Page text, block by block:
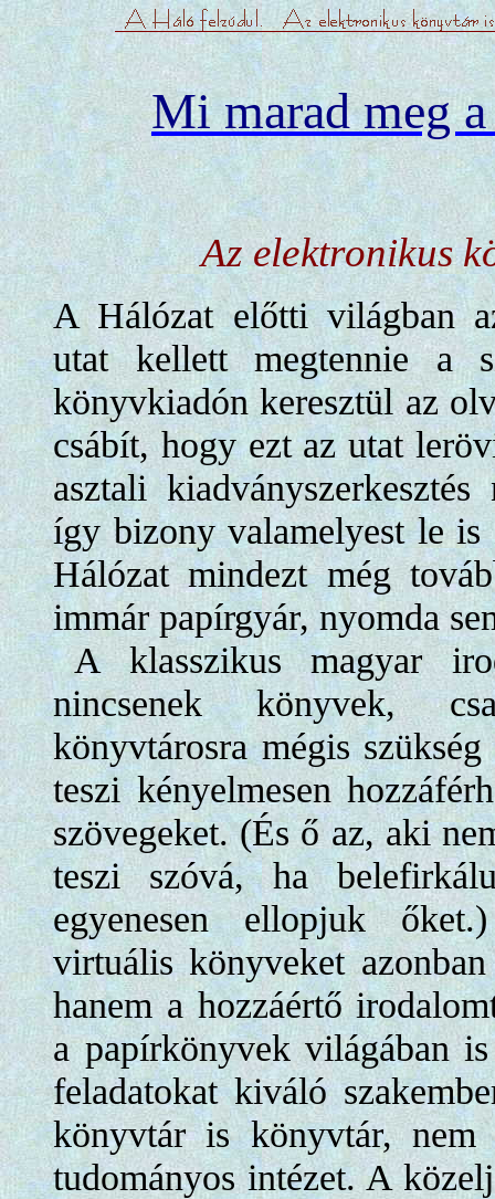
Mi marad meg
Az elektronikus
A Hálózat előtti világban
utat kellett megtennie a
könyvkiadón keresztül az
csábít, hogy ezt az utat
asztali
így bizony valamelyest le
Hálózat mindezt még
immár papírgyár, nyomda
A klasszikus magyar
nincsenek könyvek,
könyvtárosra mégis
teszi kényelmesen
szövegeket. (És ő az, aki
teszi szóvá, ha
egyenesen ellopjuk
virtuális könyveket
hanem a hozzáértő
a papírkönyvek világában
feladatokat kiváló
könyvtár is könyvtár, nem
tudományos intézet. A